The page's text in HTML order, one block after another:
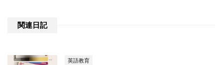
関連日記
英語教育